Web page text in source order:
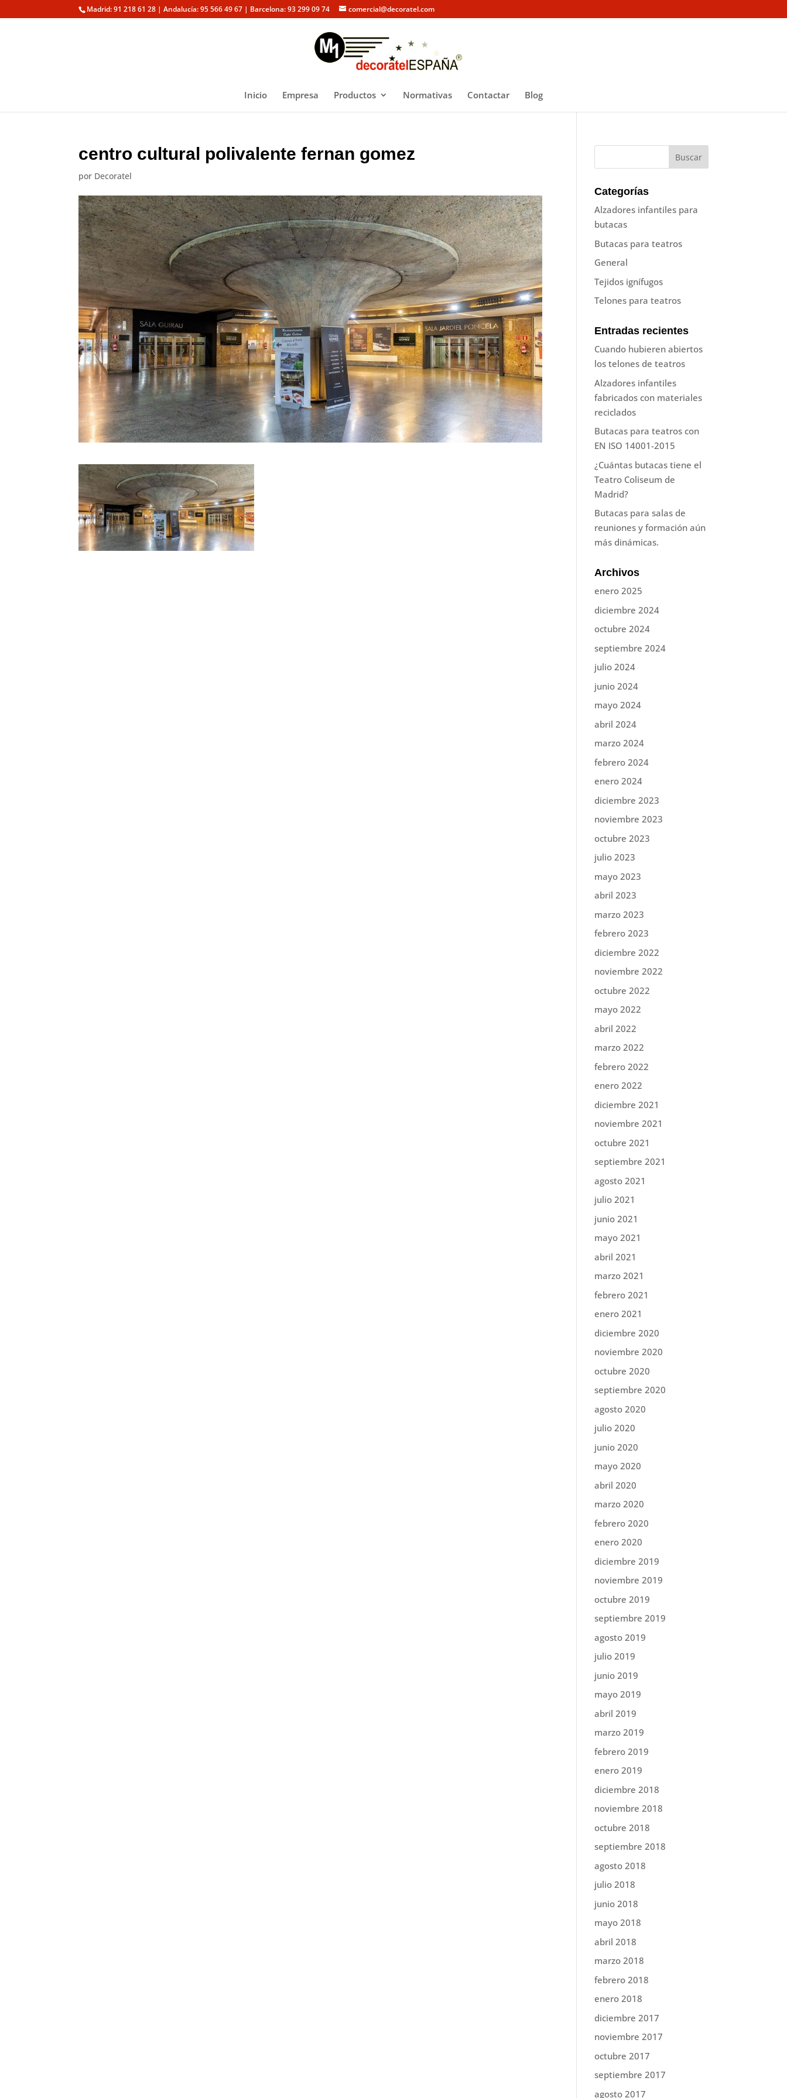
Madrid: 91 218 61 28 | Andalucía: 95 566 49 67 | Barcelona: 93 299 09 74 comercial@decoratel.com
Inicio Empresa Productos Normativas Contactar Blog
centro cultural polivalente fernan gomez
por Decoratel
Categorías
Alzadores infantiles para
butacas
Butacas para teatros
General
Tejidos ignífugos
Telones para teatros
Entradas recientes
Cuando hubieren abiertos
los telones de teatros
Alzadores infantiles
fabricados con materiales
reciclados
Butacas para teatros con
EN ISO 14001-2015
¿Cuántas butacas tiene el
Teatro Coliseum de
Madrid?
Butacas para salas de
reuniones y formación aún
más dinámicas.
Archivos
enero 2025
diciembre 2024
octubre 2024
septiembre 2024
julio 2024
junio 2024
mayo 2024
abril 2024
marzo 2024
febrero 2024
enero 2024
diciembre 2023
noviembre 2023
octubre 2023
julio 2023
mayo 2023
abril 2023
marzo 2023
febrero 2023
diciembre 2022
noviembre 2022
octubre 2022
mayo 2022
abril 2022
marzo 2022
febrero 2022
enero 2022
diciembre 2021
noviembre 2021
octubre 2021
septiembre 2021
agosto 2021
julio 2021
junio 2021
mayo 2021
abril 2021
marzo 2021
febrero 2021
enero 2021
diciembre 2020
noviembre 2020
octubre 2020
septiembre 2020
agosto 2020
julio 2020
junio 2020
mayo 2020
abril 2020
marzo 2020
febrero 2020
enero 2020
diciembre 2019
noviembre 2019
octubre 2019
septiembre 2019
agosto 2019
julio 2019
junio 2019
mayo 2019
abril 2019
marzo 2019
febrero 2019
enero 2019
diciembre 2018
noviembre 2018
octubre 2018
septiembre 2018
agosto 2018
julio 2018
junio 2018
mayo 2018
abril 2018
marzo 2018
febrero 2018
enero 2018
diciembre 2017
noviembre 2017
octubre 2017
septiembre 2017
agosto 2017